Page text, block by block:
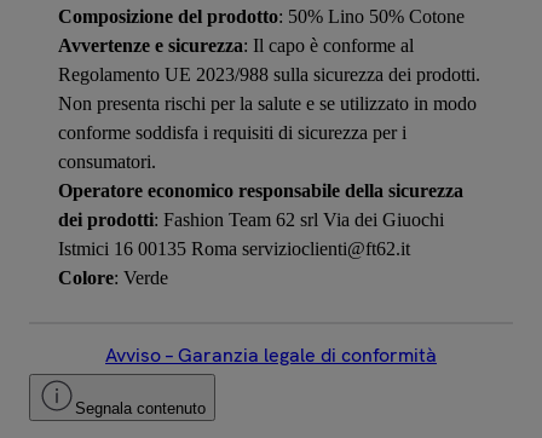
Composizione del prodotto: 50% Lino 50% Cotone
Avvertenze e sicurezza: Il capo è conforme al
Regolamento UE 2023/988 sulla sicurezza dei prodotti.
Non presenta rischi per la salute e se utilizzato in modo
conforme soddisfa i requisiti di sicurezza per i
consumatori.
Operatore economico responsabile della sicurezza
dei prodotti: Fashion Team 62 srl Via dei Giuochi
Istmici 16 00135 Roma servizioclienti@ft62.it
Colore: Verde
Avviso – Garanzia legale di conformità
Segnala contenuto